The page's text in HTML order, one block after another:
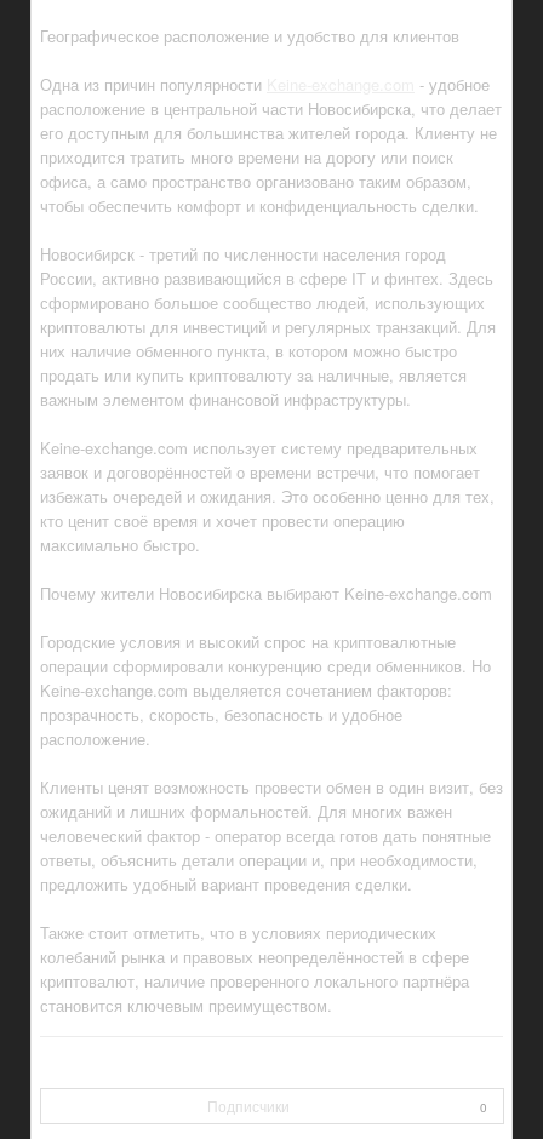
Географическое расположение и удобство для клиентов
Одна из причин популярности
- удобное
расположение в центральной части Новосибирска, что делает
его доступным для большинства жителей города. Клиенту не
приходится тратить много времени на дорогу или поиск
офиса, а само пространство организовано таким образом,
чтобы обеспечить комфорт и конфиденциальность сделки.
Новосибирск - третий по численности населения город
России, активно развивающийся в сфере IT и финтех. Здесь
сформировано большое сообщество людей, использующих
криптовалюты для инвестиций и регулярных транзакций. Для
них наличие обменного пункта, в котором можно быстро
продать или купить криптовалюту за наличные, является
важным элементом финансовой инфраструктуры.
Keine-exchange.com использует систему предварительных
заявок и договорённостей о времени встречи, что помогает
избежать очередей и ожидания. Это особенно ценно для тех,
кто ценит своё время и хочет провести операцию
максимально быстро.
Почему жители Новосибирска выбирают Keine-exchange.com
Городские условия и высокий спрос на криптовалютные
операции сформировали конкуренцию среди обменников. Но
Keine-exchange.com выделяется сочетанием факторов:
прозрачность, скорость, безопасность и удобное
расположение.
Клиенты ценят возможность провести обмен в один визит, без
ожиданий и лишних формальностей. Для многих важен
человеческий фактор - оператор всегда готов дать понятные
ответы, объяснить детали операции и, при необходимости,
предложить удобный вариант проведения сделки.
Также стоит отметить, что в условиях периодических
колебаний рынка и правовых неопределённостей в сфере
криптовалют, наличие проверенного локального партнёра
становится ключевым преимуществом.
Подписчики 0